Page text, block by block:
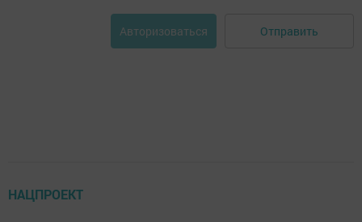
Авторизоваться Отправить
НАЦПРОЕКТ